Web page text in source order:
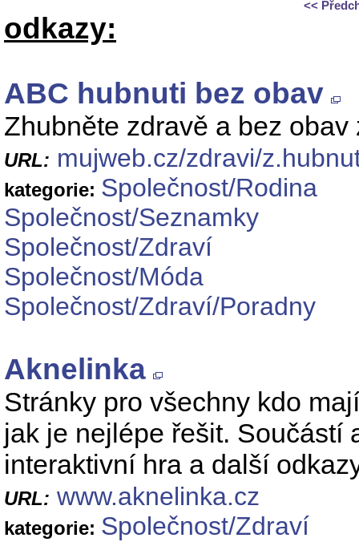
<<
odkazy:
ABC hubnuti bez obav
Zhubněte zdravě a bez obav
URL: mujweb.cz/zdravi/
kategorie: Společnost/Rodina
Společnost/Seznamky
Společnost/Zdraví
Společnost/Móda
Společnost/Zdraví/Poradny
Aknelinka
Stránky pro všechny kdo
jak je nejlépe řešit. Součástí
interaktivní hra a další
URL: www.aknelinka.cz
kategorie: Společnost/Zdraví